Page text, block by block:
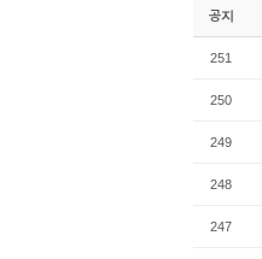
공지
251
250
249
248
247